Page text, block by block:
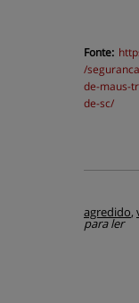
Fonte:
/
de-maus-
de-sc/
agredido,
para ler